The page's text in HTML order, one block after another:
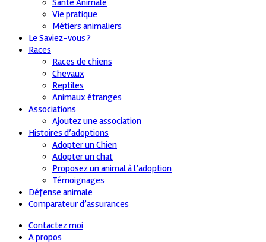
Santé Animale
Vie pratique
Métiers animaliers
Le Saviez-vous ?
Races
Races de chiens
Chevaux
Reptiles
Animaux étranges
Associations
Ajoutez une association
Histoires d’adoptions
Adopter un Chien
Adopter un chat
Proposez un animal à l’adoption
Témoignages
Défense animale
Comparateur d’assurances
Contactez moi
A propos